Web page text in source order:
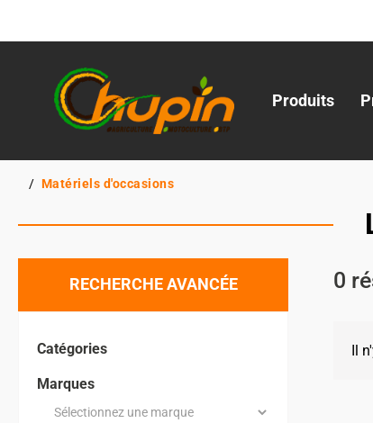
Produits
Matériels d'occasions
RECHERCHE AVANCÉE
Catégories
Marques
0
Il